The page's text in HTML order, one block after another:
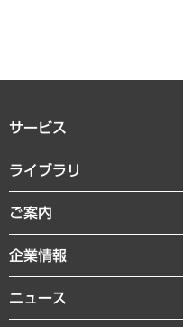
サービス
経営戦略
組織・人事戦略
デジタルイノベーション
共生・ダイバーシティ
GRC（ガバナンス・リスク・コン
ライブラリ
経済調査
レポート
コラム
ご案内
セミナー・イベント情報
MUFGビジネスセミナー
受託案件情報
企業情報
私たちの想い
社長メッセージ
ニュース